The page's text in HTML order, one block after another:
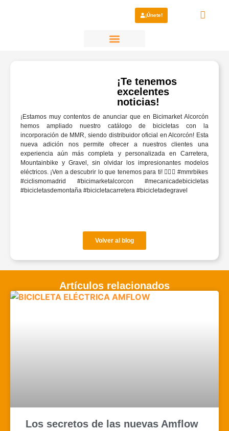
¡Únete!
¡Te tenemos
excelentes
noticias!
¡Estamos muy contentos de anunciar que en Bicimarket Alcorcón
hemos ampliado nuestro catálogo de bicicletas con la
incorporación de MMR, siendo distribuidor oficial en Alcorcón! Esta
nueva adición nos permite ofrecer a nuestros clientes una
experiencia aún más completa y personalizada en Carretera,
Mountainbike y Gravel, sin olvidar los impresionantes modelos
eléctricos. ¡Ven a descubrir lo que tenemos para ti! 🚴‍♂️✨ #mmrbikes
#ciclismomadrid #bicimarketalcorcon #mecanicadebicicletas
#bicicletasdemontaña #bicicletacarretera #bicicletadegravel
Volver al blog
Artículos relacionados
Los secretos de las nuevas Amflow